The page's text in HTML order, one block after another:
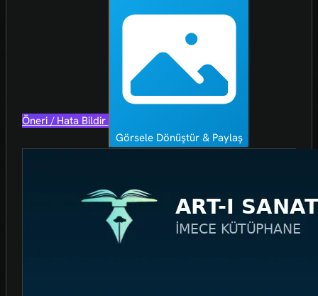
Öneri / Hata Bildir
Görsele Dönüştür & Paylaş